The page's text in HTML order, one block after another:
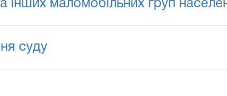
інших маломобільних груп
суду